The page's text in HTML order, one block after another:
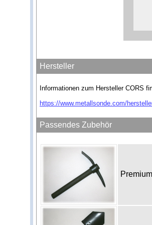
Hersteller
Informationen zum Hersteller CORS
https://www.metallsonde.com/
Passendes Zubehör